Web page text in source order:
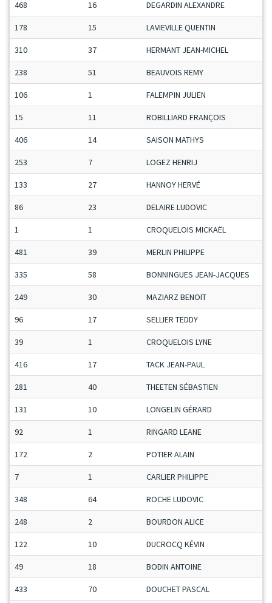
468 16 DEGARDIN ALEXANDRE
178 15 LAVIEVILLE QUENTIN
310 37 HERMANT JEAN-MICHEL
238 51 BEAUVOIS REMY
106 1 FALEMPIN JULIEN
15 11 ROBILLIARD FRANÇOIS
406 14 SAISON MATHYS
253 7 LOGEZ HENRIJ
133 27 HANNOY HERVÉ
86 23 DELAIRE LUDOVIC
1 1 CROQUELOIS MICKAËL
481 39 MERLIN PHILIPPE
335 58 BONNINGUES JEAN-JACQUES
249 30 MAZIARZ BENOIT
96 17 SELLIER TEDDY
39 1 CROQUELOIS LYNE
416 17 TACK JEAN-PAUL
281 40 THEETEN SÉBASTIEN
131 10 LONGELIN GÉRARD
92 1 RINGARD LEANE
172 2 POTIER ALAIN
7 1 CARLIER PHILIPPE
348 64 ROCHE LUDOVIC
248 2 BOURDON ALICE
122 10 DUCROCQ KÉVIN
49 18 BODIN ANTOINE
433 70 DOUCHET PASCAL